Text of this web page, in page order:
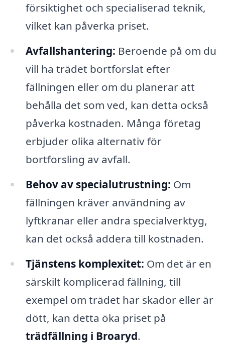
försiktighet och specialiserad teknik,
vilket kan påverka priset.
Avfallshantering: Beroende på om du
vill ha trädet bortforslat efter
fällningen eller om du planerar att
behålla det som ved, kan detta också
påverka kostnaden. Många företag
erbjuder olika alternativ för
bortforsling av avfall.
Behov av specialutrustning: Om
fällningen kräver användning av
lyftkranar eller andra specialverktyg,
kan det också addera till kostnaden.
Tjänstens komplexitet: Om det är en
särskilt komplicerad fällning, till
exempel om trädet har skador eller är
dött, kan detta öka priset på
trädfällning i Broaryd.